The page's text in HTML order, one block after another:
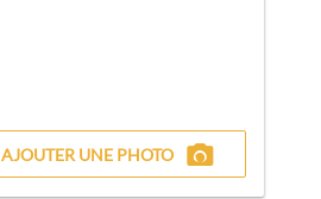
AJOUTER UNE PHOTO